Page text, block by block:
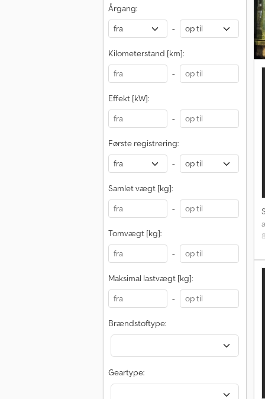
Årgang:
-
Kilometerstand [km]:
-
Effekt [kW]:
-
Første registrering:
-
Samlet vægt [kg]:
-
Tomvægt [kg]:
-
Maksimal lastvægt [kg]:
-
Brændstoftype:
Geartype: